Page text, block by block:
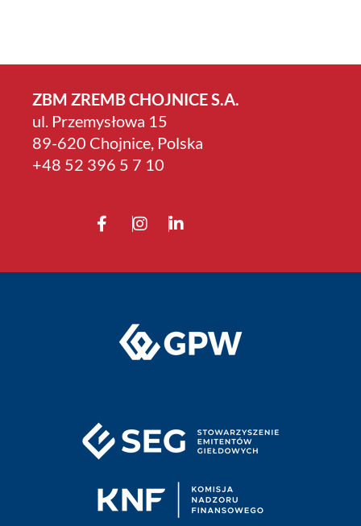
ZBM ZREMB CHOJNICE S.A.
ul. Przemysłowa 15
89-620 Chojnice, Polska
+4­8 52 396 5 7 10